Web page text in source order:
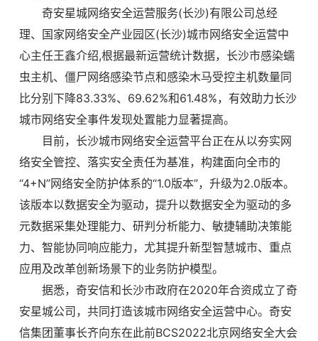
奇安星城网络安全运营服务(长沙)有限公司总经
理、国家网络安全产业园区(长沙)城市网络安全运营中
心主任王鑫介绍,根据最新运营统计数据，长沙市感染蠕
虫主机、僵尸网络感染节点和感染木马受控主机数量同
比分别下降83.33%、69.62%和61.48%，有效助力长沙
城市网络安全事件发现处置能力显著提高。
目前，长沙城市网络安全运营平台正在从以夯实网
络安全管控、落实安全责任为基准，构建面向全市的
“4+N”网络安全防护体系的“1.0版本”，升级为2.0版本。
该版本以数据安全为驱动，提升以数据安全为驱动的多
元数据采集处理能力、研判分析能力、敏捷辅助决策能
力、智能协同响应能力，尤其提升新型智慧城市、重点
应用及改革创新场景下的业务防护模型。
据悉，奇安信和长沙市政府在2020年合资成立了奇
安星城公司，共同打造该城市网络安全运营中心。奇安
信集团董事长齐向东在此前BCS2022北京网络安全大会